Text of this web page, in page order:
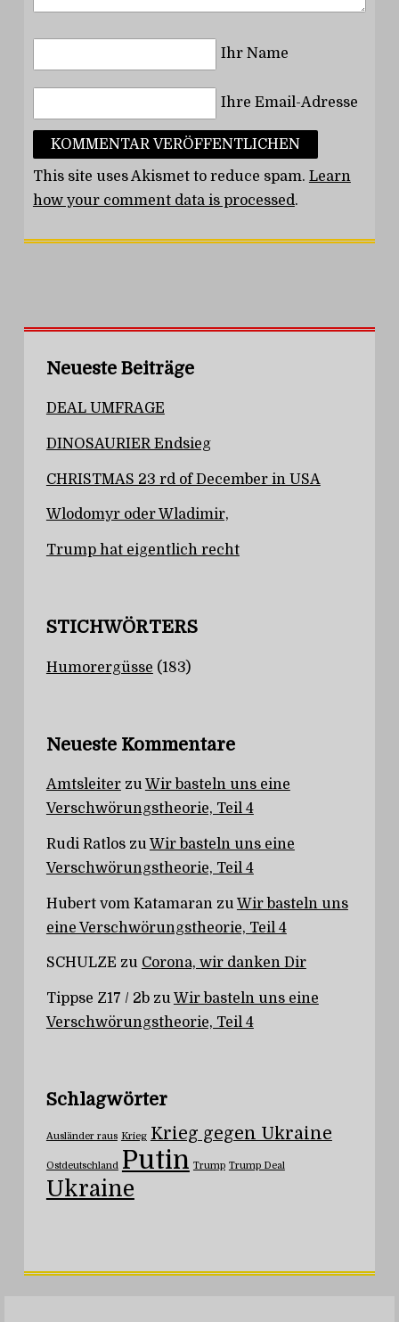
Ihr Name
Ihre Email-Adresse
This site uses Akismet to reduce spam. Learn
how your comment data is processed.
Neueste Beiträge
DEAL UMFRAGE
DINOSAURIER Endsieg
CHRISTMAS 23 rd of December in USA
Wlodomyr oder Wladimir,
Trump hat eigentlich recht
STICHWÖRTERS
Humorergüsse (183)
Neueste Kommentare
AmtsleiterzuWir basteln uns eine
Verschwörungstheorie, Teil 4
Rudi RatloszuWir basteln uns eine
Verschwörungstheorie, Teil 4
Hubert vom Katamaran zu Wir basteln uns
eine Verschwörungstheorie, Teil 4
SCHULZE zu Corona, wir danken Dir
Tippse Z17 / 2bzuWir basteln uns eine
Verschwörungstheorie, Teil 4
Schlagwörter
Ausländer raus Krieg Krieg gegen Ukraine
Ostdeutschland Putin Trump Trump Deal
Ukraine